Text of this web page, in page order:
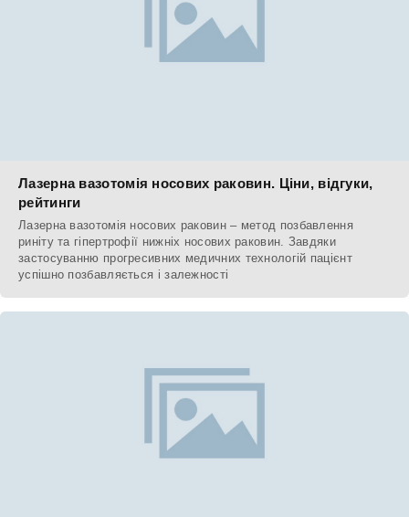
Лазерна вазотомія носових раковин. Ціни, відгуки,
рейтинги
Лазерна вазотомія носових раковин – метод позбавлення
риніту та гіпертрофії нижніх носових раковин. Завдяки
застосуванню прогресивних медичних технологій пацієнт
успішно позбавляється і залежності